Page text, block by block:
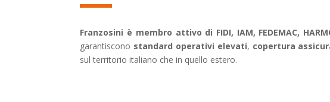
Franzosini è membro attivo di FIDI, IAM, FEDEMAC,
garantiscono standard operativi elevati, copertura
sul territorio italiano che in quello estero.